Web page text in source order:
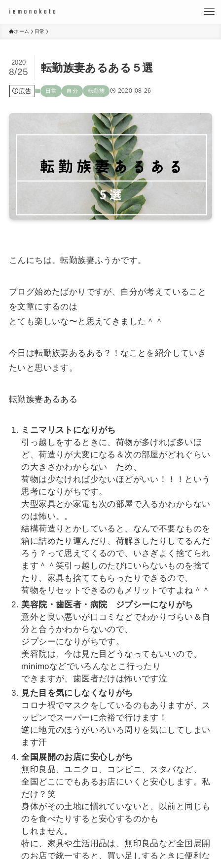
ホーム 日常
転勤族妻あるある５選
2020
8/25
広告 日常 自分 転勤族 2020-08-26
こんにちは。転勤族妻ふうかです。
ブログ始めたばかりですが、自分が考えていること
を文章にするのは
とても楽しいな〜と思えてきました＾＾
今日は転勤族妻あるある？！なことを紹介していき
たいと思います。
転勤族妻あるある
ミニマリストになりがち
引っ越しをするときに、荷物が多ければ多いほ
ど、荷造りが大変になる＆次の部屋がどれぐらい
の大きさかわからない ため、
荷物は少なければ少ないほどがいい！！！という
思考になりがちです。
大型家具とか家電も次の部屋で入るかわからない
のは怖い。。
結構荷造りとかしていると、なんで不要なものを
箱に詰めたり運んだり、荷解きしたりしてるんだ
ろう？って思えてくるので、いさぎよく捨てられ
ます＾＾笑引っ越しのたびにいらないものを捨て
たり、家具も捨ててもらったりできるので、
荷物をリセットできるのもメリットですよね＾＾
美容院・歯医者・病院 ジプシーになりがち
意外と良い悪いが口コミなどでわかりづらい＆自
分と合うかわからないので、
ジプシーになりがちです。
美容院は、今は見た目どうなってもいいので、
minimoなどでいろんなとこ行ったり
できますが、歯医者だけは怖いです泣
見た目を気にしなくなりがち
コロナ禍でマスクをしているのもありますが、ス
ッピンでスーパーに余裕で行けます！
逆に地元のほうがいろいろ周りを気にしてしまい
ます汗
全国展開のお店に安心しがち
無印良品、ユニクロ、コンビニ、スタバなど、
全国どこにでもあるお店にいくと安心します。私
だけ？笑
身体がその土地に慣れていないと、以前と同じも
のを食べたりすると安心するのかも
しれません。
特に、家具や生活用品は、無印良品など全国展開
のお店で統一すると、買い足しするときに便利な